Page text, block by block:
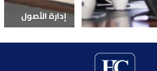
إدارة الأصول